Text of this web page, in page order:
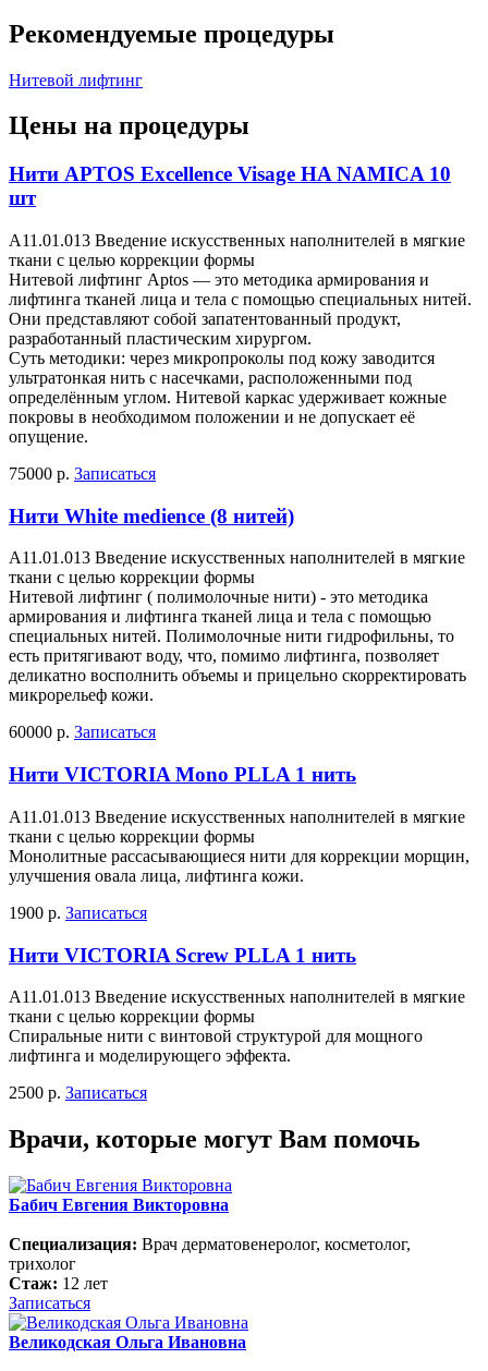
Рекомендуемые процедуры
Нитевой лифтинг
Цены на процедуры
Нити APTOS Excellence Visage HA NAMICA 10
шт
A11.01.013 Введение искусственных наполнителей в мягкие
ткани с целью коррекции формы
Нитевой лифтинг Aptos — это методика армирования и
лифтинга тканей лица и тела с помощью специальных нитей.
Они представляют собой запатентованный продукт,
разработанный пластическим хирургом.
Суть методики: через микропроколы под кожу заводится
ультратонкая нить с насечками, расположенными под
определённым углом. Нитевой каркас удерживает кожные
покровы в необходимом положении и не допускает её
опущение.
75000 р. Записаться
Нити White medience (8 нитей)
A11.01.013 Введение искусственных наполнителей в мягкие
ткани с целью коррекции формы
Нитевой лифтинг ( полимолочные нити) - это методика
армирования и лифтинга тканей лица и тела с помощью
специальных нитей. Полимолочные нити гидрофильны, то
есть притягивают воду, что, помимо лифтинга, позволяет
деликатно восполнить объемы и прицельно скорректировать
микрорельеф кожи.
60000 р. Записаться
Нити VICTORIA Mono PLLA 1 нить
A11.01.013 Введение искусственных наполнителей в мягкие
ткани с целью коррекции формы
Монолитные рассасывающиеся нити для коррекции морщин,
улучшения овала лица, лифтинга кожи.
1900 р. Записаться
Нити VICTORIA Screw PLLA 1 нить
A11.01.013 Введение искусственных наполнителей в мягкие
ткани с целью коррекции формы
Спиральные нити с винтовой структурой для мощного
лифтинга и моделирующего эффекта.
2500 р. Записаться
Врачи, которые могут Вам помочь
Бабич Евгения Викторовна
Специализация: Врач дерматовенеролог, косметолог,
трихолог
Стаж: 12 лет
Записаться
Великодская Ольга Ивановна